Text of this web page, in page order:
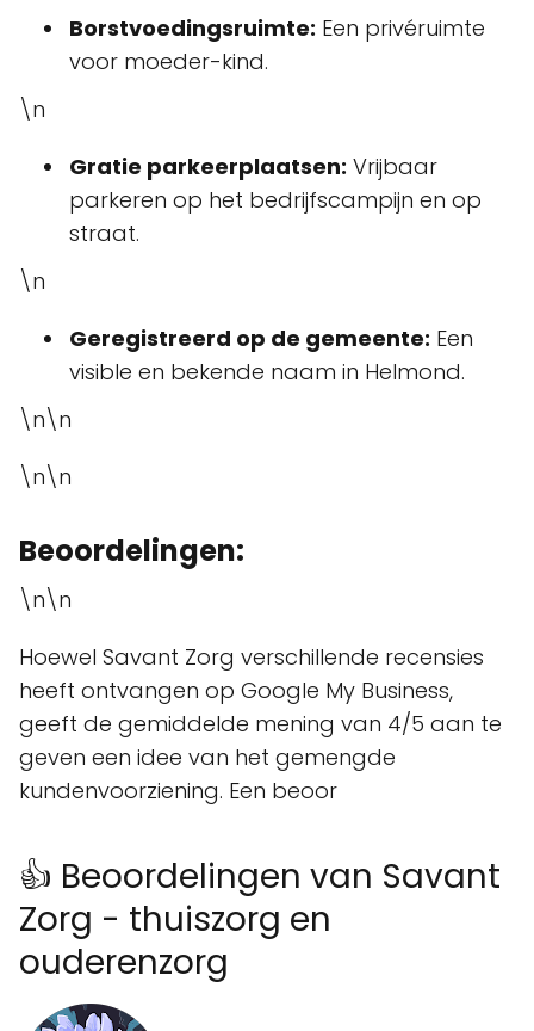
Borstvoedingsruimte: Een privéruimte
voor moeder-kind.
\n
Gratie parkeerplaatsen: Vrijbaar
parkeren op het bedrijfscampijn en op
straat.
\n
Geregistreerd op de gemeente: Een
visible en bekende naam in Helmond.
\n\n
\n\n
Beoordelingen:
\n\n
Hoewel Savant Zorg verschillende recensies
heeft ontvangen op Google My Business,
geeft de gemiddelde mening van 4/5 aan te
geven een idee van het gemengde
kundenvoorziening. Een beoor
👍 Beoordelingen van Savant
Zorg - thuiszorg en
ouderenzorg